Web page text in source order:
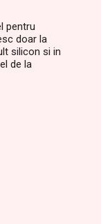
pentru
doar la
silicon si in
de la